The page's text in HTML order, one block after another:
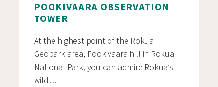
POOKIVAARA OBSERVATION
TOWER
At the highest point of the Rokua
Geopark area, Pookivaara hill in Rokua
National Park, you can admire Rokua’s
wild…